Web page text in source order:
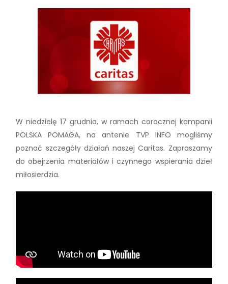
W niedzielę 17 grudnia, w ramach corocznej kampanii
POLSKA POMAGA, na antenie TVP INFO mogliśmy
poznać szczegóły działań naszej Caritas. Zapraszamy
do obejrzenia materiałów i czynnego wspierania dzieł
miłosierdzia.